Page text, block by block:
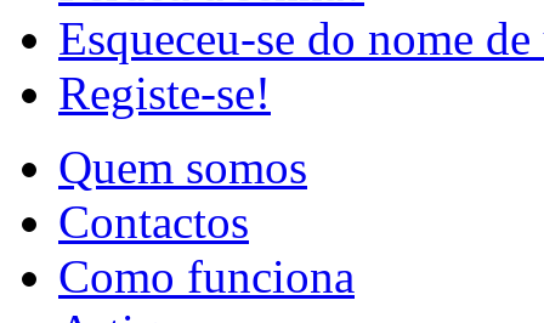
Esqueceu-se do nome
Registe-se!
Quem somos
Contactos
Como funciona